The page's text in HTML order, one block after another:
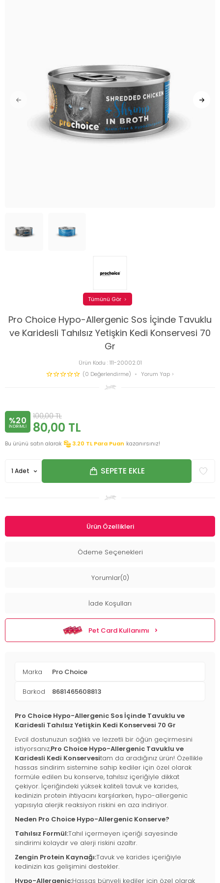
Pro Choice Hypo-Allergenic Sos İçinde Tavuklu
ve Karidesli Tahılsız Yetişkin Kedi Konservesi 70
Gr
Ürün Kodu :111-20002.01
(0 Değerlendirme)
Yorum Yap
Tümünü Gör
%20
INDIRIMLI
100,00TL
80,00 TL
Bu ürünü satın alarak 3.20 TL Para Puan kazanırsınız!
SEPETE EKLE
Ürün Özellikleri
Ödeme Seçenekleri
Yorumlar(0)
İade Koşulları
Pet Card Kullanımı
Marka Pro Choice
Barkod 8681465608813
Pro Choice Hypo-Allergenic Sos İçinde Tavuklu ve
Karidesli Tahılsız Yetişkin Kedi Konservesi 70 Gr
Evcil dostunuzun sağlıklı ve lezzetli bir öğün geçirmesini
istiyorsanız,Pro Choice Hypo-Allergenic Tavuklu ve
Karidesli Kedi Konservesitam da aradığınız ürün! Özellikle
hassas sindirim sistemine sahip kediler için özel olarak
formüle edilen bu konserve, tahılsız içeriğiyle dikkat
çekiyor. İçeriğindeki yüksek kaliteli tavuk ve karides,
kedinizin protein ihtiyacını karşılarken, hypo-allergenic
yapısıyla alerjik reaksiyon riskini en aza indiriyor.
Neden Pro Choice Hypo-Allergenic Konserve?
Tahılsız Formül:Tahıl içermeyen içeriği sayesinde
sindirimi kolaydır ve alerji riskini azaltır.
Zengin Protein Kaynağı:Tavuk ve karides içeriğiyle
kedinizin kas gelişimini destekler.
Hypo-Allergenic:Hassas bünyeli kediler için özel olarak